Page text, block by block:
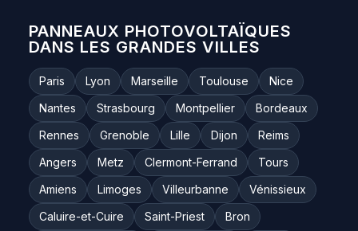
PANNEAUX PHOTOVOLTAÏQUES
DANS LES GRANDES VILLES
Paris Lyon Marseille Toulouse
Nice
Nantes
Strasbourg Montpellier
Bordeaux
Rennes
Grenoble Lille Dijon
Reims
Angers
Metz Clermont-Ferrand
Tours
Amiens
Limoges Villeurbanne
Vénissieux
Caluire-et-Cuire
Saint-Priest
Bron